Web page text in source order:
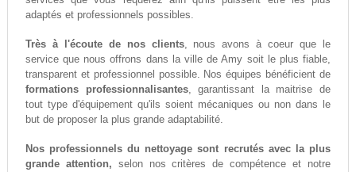
adaptés et professionnels possibles.
Très à l'écoute de nos clients, nous avons à coeur que le
service que nous offrons dans la ville de Amy soit le plus fiable,
transparent et professionnel possible. Nos équipes bénéficient de
formations professionnalisantes, garantissant la maitrise de
tout type d'équipement qu'ils soient mécaniques ou non dans le
but de proposer la plus grande adaptabilité.
Nos professionnels du nettoyage sont recrutés avec la plus
grande attention, selon nos critères de compétence et notre